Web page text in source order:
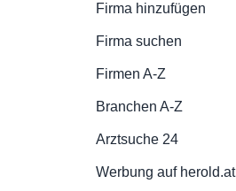
Firma hinzufügen
Firma suchen
Firmen A-Z
Branchen A-Z
Arztsuche 24
Werbung auf herold.at